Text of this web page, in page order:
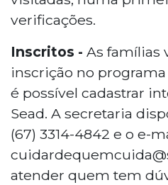
verificações.
Inscritos - As famílias
inscrição no
é possível cadastrar
Sead. A secretaria
(67) 3314-4842 e o e-
atender quem tem